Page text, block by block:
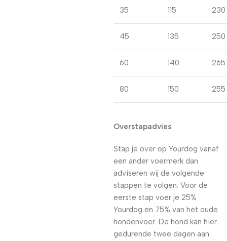
35 115 230
45 135 250
60 140 265
80 150 255
Overstapadvies
Stap je over op Yourdog vanaf
een ander voermerk dan
adviseren wij de volgende
stappen te volgen. Voor de
eerste stap voer je 25%
Yourdog en 75% van het oude
hondenvoer. De hond kan hier
gedurende twee dagen aan